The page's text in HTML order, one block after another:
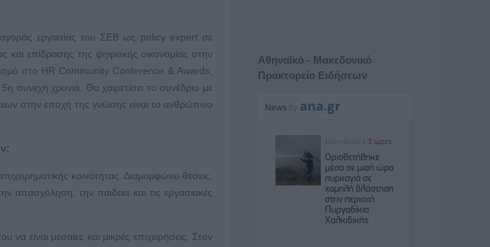
εργασίας του ΣΕΒ ως policy expert σε
επίδρασης της ψηφιακής οικονομίας στην
στο HR Community Conference & Awards,
συνεχή χρονιά. Θα χαιρετίσει το συνέδριο με
στην εποχή της γνώσης είναι το ανθρώπινο
κοινότητας. Διαμορφώνει θέσεις,
απασχόληση, την παιδεία και τις εργασιακές
είναι μεσαίες και μικρές επιχειρήσεις. Στον
Αθηναϊκό - Μακεδονικό
Πρακτορείο Ειδήσεων